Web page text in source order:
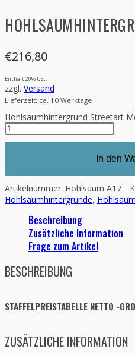
€216,80
Enthält 20% USt.
zzgl. Versand
Lieferzeit: ca. 10 Werktage
Hohlsaumhintergrund Streetart
In den
Artikelnummer: Hohlsaum A17
Hohlsaumhintergründe,
Beschreibung
Zusätzliche Information
Frage zum Artikel
BESCHREIBUNG
STAFFELPREISTABELLE NETTO -
ZUSÄTZLICHE INFORMATION